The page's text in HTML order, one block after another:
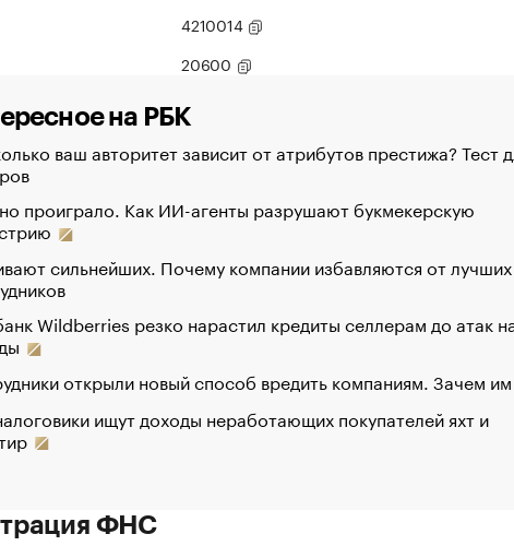
4210014
20600
на РБК
ваш авторитет зависит от атрибутов престижа? Тест
проиграло. Как ИИ-агенты разрушают букмекерскую
сильнейших. Почему компании избавляются от лучших
Wildberries резко нарастил кредиты селлерам до атак
открыли новый способ вредить компаниям. Зачем
ищут доходы неработающих покупателей яхт и
ФНС